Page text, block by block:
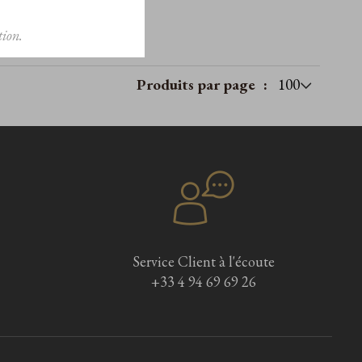
Produits par page
Service Client à l'écoute
+33 4 94 69 69 26